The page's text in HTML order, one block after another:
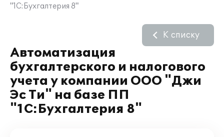
"1С:Бухгалтерия 8"
Автоматизация
бухгалтерского и налогового
учета у компании ООО "Джи
Эс Ти" на базе ПП
"1С:Бухгалтерия 8"
К списку